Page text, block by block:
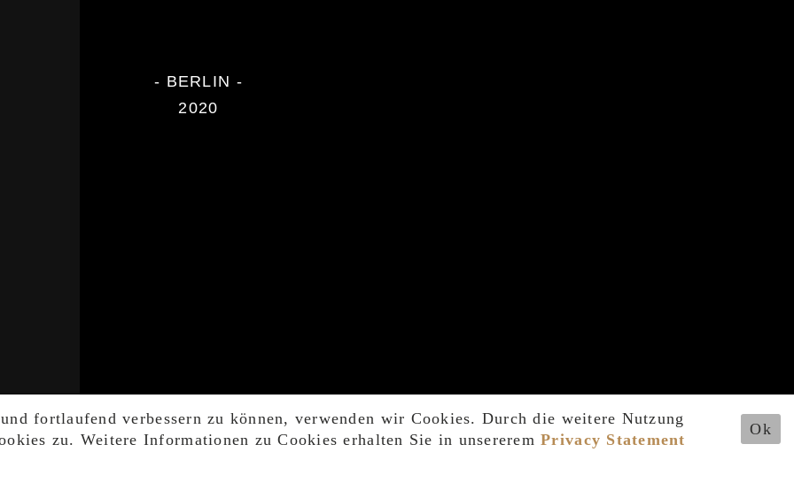
fortlaufend verbessern zu können, verwenden wir Cookies. Durch die weitere Nutzung
zu. Weitere Informationen zu Cookies erhalten Sie in unsereremPrivacy Statement
Ok
- BERLIN -
2020